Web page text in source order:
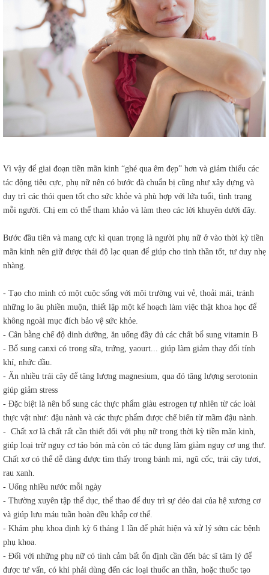
Vì vậy để giai đoạn tiền mãn kinh “ghé qua êm đẹp” hơn và giảm thiểu các
tác động tiêu cực, phụ nữ nên có bước đà chuẩn bị cũng như xây dựng và
duy trì các thói quen tốt cho sức khỏe và phù hợp với lứa tuổi, tình trạng
mỗi người. Chị em có thể tham khảo và làm theo các lời khuyên dưới đây.
Bước đầu tiên và mang cực kì quan trọng là người phụ nữ ở vào thời kỳ tiền
mãn kinh nên giữ được thái độ lạc quan để giúp cho tinh thần tốt, tư duy nhẹ
nhàng.
- Tạo cho mình có một cuộc sống với môi trường vui vẻ, thoải mái, tránh
những lo âu phiền muộn, thiết lập một kế hoạch làm việc thật khoa học để
không ngoài mục đích bảo vệ sức khỏe.
- Cân bằng chế độ dinh dưỡng, ăn uống đầy đủ các chất bổ sung vitamin B
- Bổ sung canxi có trong sữa, trứng, yaourt... giúp làm giảm thay đổi tính
khí, nhức đầu.
- Ăn nhiều trái cây để tăng lượng magnesium, qua đó tăng lượng serotonin
giúp giảm stress
- Đặc biệt là nên bổ sung các thực phẩm giàu estrogen tự nhiên từ các loài
thực vật như: đậu nành và các thực phẩm được chế biến từ mầm đậu nành.
- Chất xơ là chất rất cần thiết đối với phụ nữ trong thời kỳ tiền mãn kinh,
giúp loại trừ nguy cơ táo bón mà còn có tác dụng làm giảm nguy cơ ung thư.
Chất xơ có thể dễ dàng được tìm thấy trong bánh mì, ngũ cốc, trái cây tươi,
rau xanh.
- Uống nhiều nước mỗi ngày
- Thường xuyên tập thể dục, thể thao để duy trì sự dẻo dai của hệ xương cơ
và giúp lưu máu tuần hoàn đều khắp cơ thể.
- Khám phụ khoa định kỳ 6 tháng 1 lần để phát hiện và xử lý sớm các bệnh
phụ khoa.
- Đối với những phụ nữ có tình cảm bất ổn định cần đến bác sĩ tâm lý để
được tư vấn, có khi phải dùng đến các loại thuốc an thần, hoặc thuốc tạo